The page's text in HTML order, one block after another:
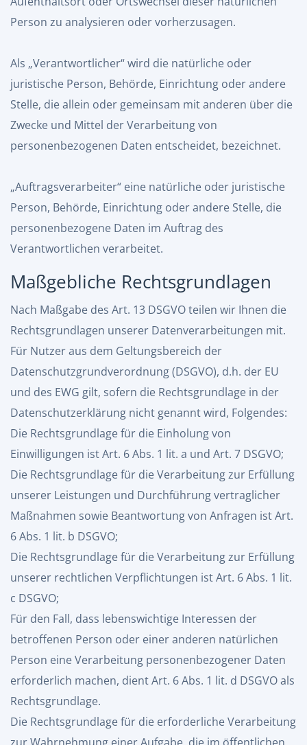
Person zu analysieren oder vorherzusagen.
Als „Verantwortlicher“ wird die natürliche oder
juristische Person, Behörde, Einrichtung oder andere
Stelle, die allein oder gemeinsam mit anderen über die
Zwecke und Mittel der Verarbeitung von
personenbezogenen Daten entscheidet, bezeichnet.
„Auftragsverarbeiter“ eine natürliche oder juristische
Person, Behörde, Einrichtung oder andere Stelle, die
personenbezogene Daten im Auftrag des
Verantwortlichen verarbeitet.
Maßgebliche Rechtsgrundlagen
Nach Maßgabe des Art. 13 DSGVO teilen wir Ihnen die
Rechtsgrundlagen unserer Datenverarbeitungen mit.
Für Nutzer aus dem Geltungsbereich der
Datenschutzgrundverordnung (DSGVO), d.h. der EU
und des EWG gilt, sofern die Rechtsgrundlage in der
Datenschutzerklärung nicht genannt wird, Folgendes:
Die Rechtsgrundlage für die Einholung von
Einwilligungen ist Art. 6 Abs. 1 lit. a und Art. 7 DSGVO;
Die Rechtsgrundlage für die Verarbeitung zur Erfüllung
unserer Leistungen und Durchführung vertraglicher
Maßnahmen sowie Beantwortung von Anfragen ist Art.
6 Abs. 1 lit. b DSGVO;
Die Rechtsgrundlage für die Verarbeitung zur Erfüllung
unserer rechtlichen Verpflichtungen ist Art. 6 Abs. 1 lit.
c DSGVO;
Für den Fall, dass lebenswichtige Interessen der
betroffenen Person oder einer anderen natürlichen
Person eine Verarbeitung personenbezogener Daten
erforderlich machen, dient Art. 6 Abs. 1 lit. d DSGVO als
Rechtsgrundlage.
Die Rechtsgrundlage für die erforderliche Verarbeitung